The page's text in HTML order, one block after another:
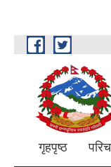
Skip to main content
गृहपृष्ठ